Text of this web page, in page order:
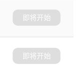
即将开始
即将开始